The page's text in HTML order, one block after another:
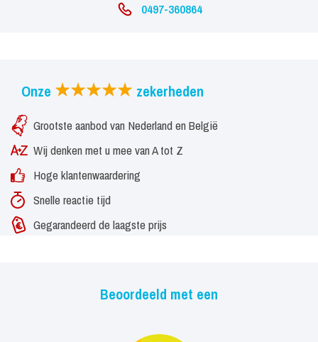
0497-360864
Onze zekerheden
Grootste aanbod van Nederland en België
Wij denken met u mee van A tot Z
Hoge klantenwaardering
Snelle reactie tijd
Gegarandeerd de laagste prijs
Beoordeeld met een